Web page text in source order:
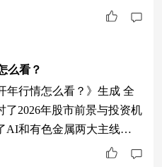
工、有色等板块表现优异，
资前景，认为全球货币政
将推动大宗商品走强。接
特新基金，强调其投资于
策略，但提醒该基金属中高
么看？
年行情怎么看？》生成 全
了2026年股市前景与投资机
AI和有色金属两大主线，
其次，介绍了民生加银专